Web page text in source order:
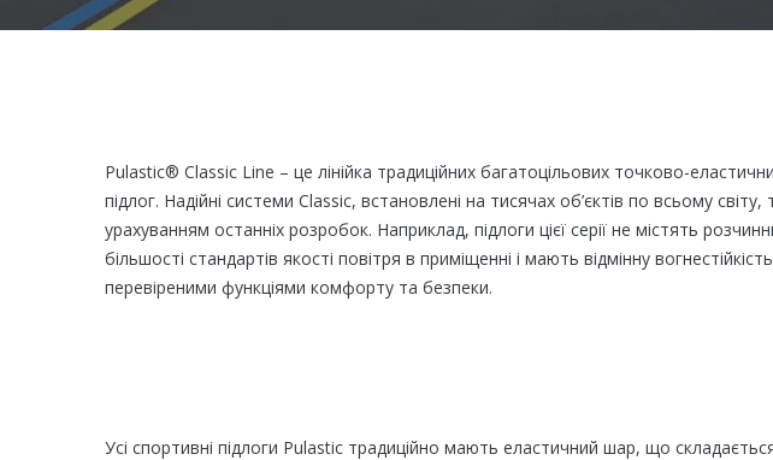
Pulastic® Classic Line – це лінійка традиційних багатоцільових точково-
підлог. Надійні системи Classic, встановлені на тисячах об’єктів по всьому світу,
урахуванням останніх розробок. Наприклад, підлоги цієї серії не містять
більшості стандартів якості повітря в приміщенні і мають відмінну
перевіреними функціями комфорту та безпеки.
Усі спортивні підлоги Pulastic традиційно мають еластичний шар, що